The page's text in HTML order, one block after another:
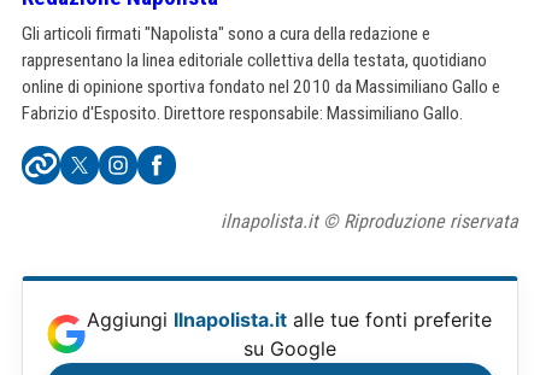
Gli articoli firmati "Napolista" sono a cura della redazione e
rappresentano la linea editoriale collettiva della testata, quotidiano
online di opinione sportiva fondato nel 2010 da Massimiliano Gallo e
Fabrizio d'Esposito. Direttore responsabile: Massimiliano Gallo.
ilnapolista.it © Riproduzione riservata
Aggiungi Ilnapolista.it alle tue fonti preferite
su Google